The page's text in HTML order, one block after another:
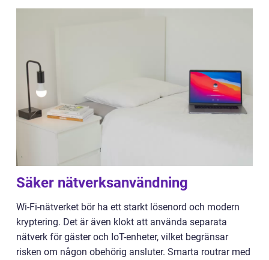
Säker nätverksanvändning
Wi-Fi-nätverket bör ha ett starkt lösenord och modern
kryptering. Det är även klokt att använda separata
nätverk för gäster och IoT-enheter, vilket begränsar
risken om någon obehörig ansluter. Smarta routrar med